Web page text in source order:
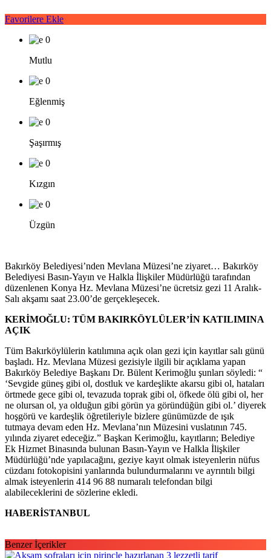
Favorilere Ekle
0
Mutlu
0
Eğlenmiş
0
Şaşırmış
0
Kızgın
0
Üzgün
Bakırköy Belediyesi’nden Mevlana Müzesi’ne ziyaret… Bakırköy
Belediyesi Basın-Yayın ve Halkla İlişkiler Müdürlüğü tarafından
düzenlenen Konya Hz. Mevlana Müzesi’ne ücretsiz gezi 11 Aralık-
Salı akşamı saat 23.00’de gerçekleşecek.
KERİMOĞLU: TÜM BAKIRKÖYLÜLER’İN KATILIMINA
AÇIK
Tüm Bakırköylülerin katılımına açık olan gezi için kayıtlar salı günü
başladı. Hz. Mevlana Müzesi gezisiyle ilgili bir açıklama yapan
Bakırköy Belediye Başkanı Dr. Bülent Kerimoğlu şunları söyledi: “
‘Sevgide güneş gibi ol, dostluk ve kardeşlikte akarsu gibi ol, hataları
örtmede gece gibi ol, tevazuda toprak gibi ol, öfkede ölü gibi ol, her
ne olursan ol, ya olduğun gibi görün ya göründüğün gibi ol.’ diyerek
hoşgörü ve kardeşlik öğretileriyle bizlere günümüzde de ışık
tutmaya devam eden Hz. Mevlana’nın Müzesini vuslatının 745.
yılında ziyaret edeceğiz.” Başkan Kerimoğlu, kayıtların; Belediye
Ek Hizmet Binasında bulunan Basın-Yayın ve Halkla İlişkiler
Müdürlüğü’nde yapılacağını, geziye kayıt olmak isteyenlerin nüfus
cüzdanı fotokopisini yanlarında bulundurmalarını ve ayrıntılı bilgi
almak isteyenlerin 414 96 88 numaralı telefondan bilgi
alabileceklerini de sözlerine ekledi.
HABERİSTANBUL
Benzer İçerikler